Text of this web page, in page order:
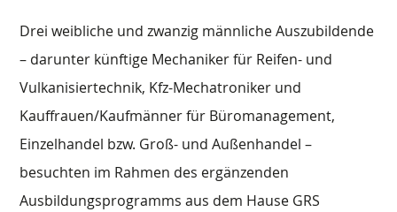
Drei weibliche und zwanzig männliche Auszubildende
– darunter künftige Mechaniker für Reifen- und
Vulkanisiertechnik, Kfz-Mechatroniker und
Kauffrauen/Kaufmänner für Büromanagement,
Einzelhandel bzw. Groß- und Außenhandel –
besuchten im Rahmen des ergänzenden
Ausbildungsprogramms aus dem Hause GRS